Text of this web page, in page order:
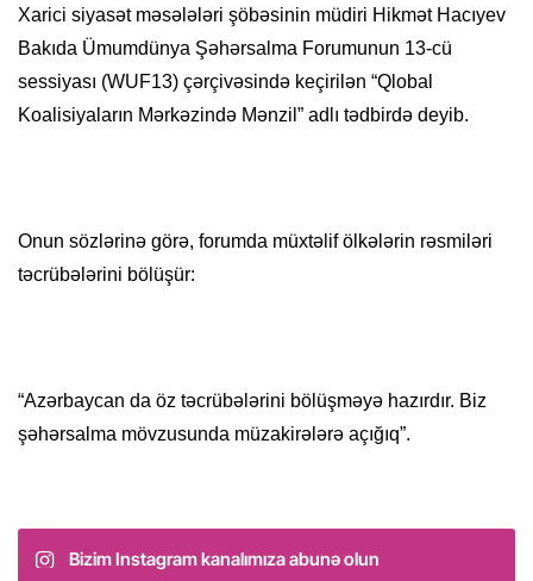
Xarici siyasət məsələləri şöbəsinin müdiri Hikmət Hacıyev
Bakıda Ümumdünya Şəhərsalma Forumunun 13-cü
sessiyası (WUF13) çərçivəsində keçirilən “Qlobal
Koalisiyaların Mərkəzində Mənzil” adlı tədbirdə deyib.
Onun sözlərinə görə, forumda müxtəlif ölkələrin rəsmiləri
təcrübələrini bölüşür:
“Azərbaycan da öz təcrübələrini bölüşməyə hazırdır. Biz
şəhərsalma mövzusunda müzakirələrə açığıq”.
Bizim Instagram kanalımıza abunə olun